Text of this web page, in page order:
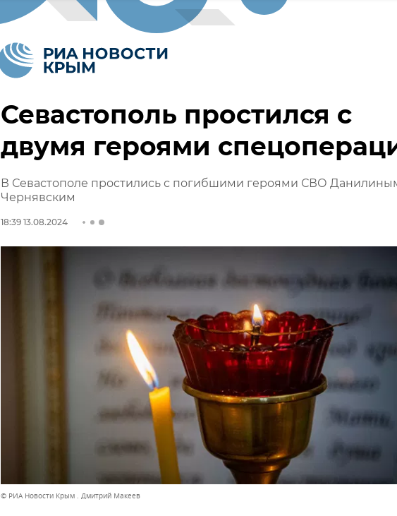
Севастополь простился с
двумя героями
В Севастополе простились с погибшими героями СВО
Чернявским
18:39 13.08.2024
© РИА Новости Крым . Дмитрий Макеев